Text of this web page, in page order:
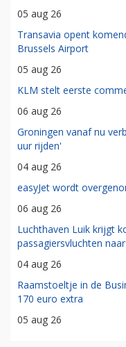
05 aug 26
Transavia opent
Brussels Airport
05 aug 26
KLM stelt eerste
06 aug 26
Groningen vanaf nu
uur rijden'
04 aug 26
easyJet wordt
06 aug 26
Luchthaven Luik krijgt
passagiersvluchten
04 aug 26
Raamstoeltje in de
170 euro extra
05 aug 26